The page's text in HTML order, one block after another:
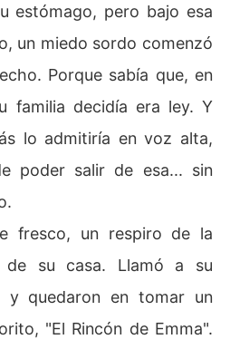
estómago, pero bajo esa
un miedo sordo comenzó
Porque sabía que, en
familia decidía era ley. Y
lo admitiría en voz alta,
poder salir de esa... sin
fresco, un respiro de la
de su casa. Llamó a su
y quedaron en tomar un
"El Rincón de Emma".